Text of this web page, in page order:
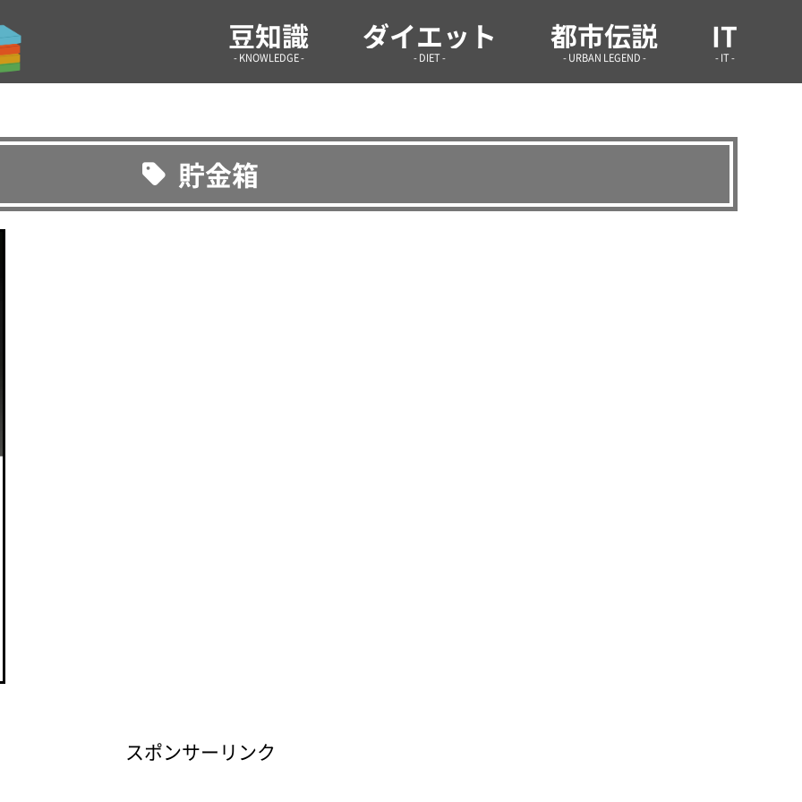
気になる情報や生活の役に立つような雑学などを紹介！ 雑学infoまとめ.site
豆知識
- KNOWLEDGE -
ダイエット
- DIET -
都市伝説
- URBAN LEGEND -
IT
- IT -
貯金箱
スポンサーリンク